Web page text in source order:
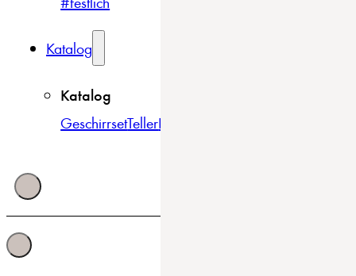
Katalog
Katalog
GeschirrsetTellerBowls & Schüsseln